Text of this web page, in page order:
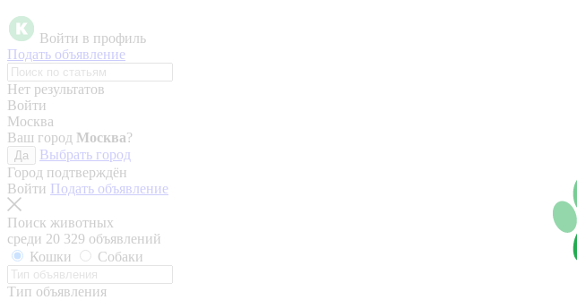
Войти в профиль
Подать объявление
Нет результатов
Войти
Москва
Ваш город Москва?
Да
Выбрать город
Город подтверждён
Войти Подать объявление
Поиск животных
среди 20 329 объявлений
Кошки
Собаки
Тип объявления